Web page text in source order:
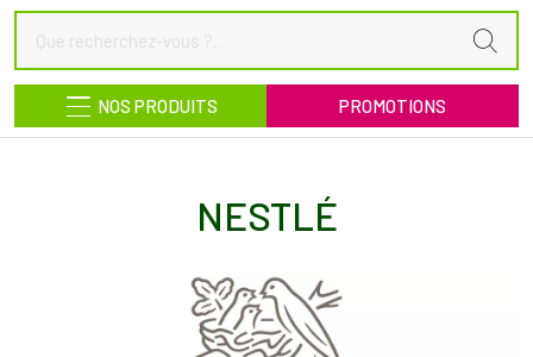
NOS PRODUITS PROMOTIONS
NESTLÉ